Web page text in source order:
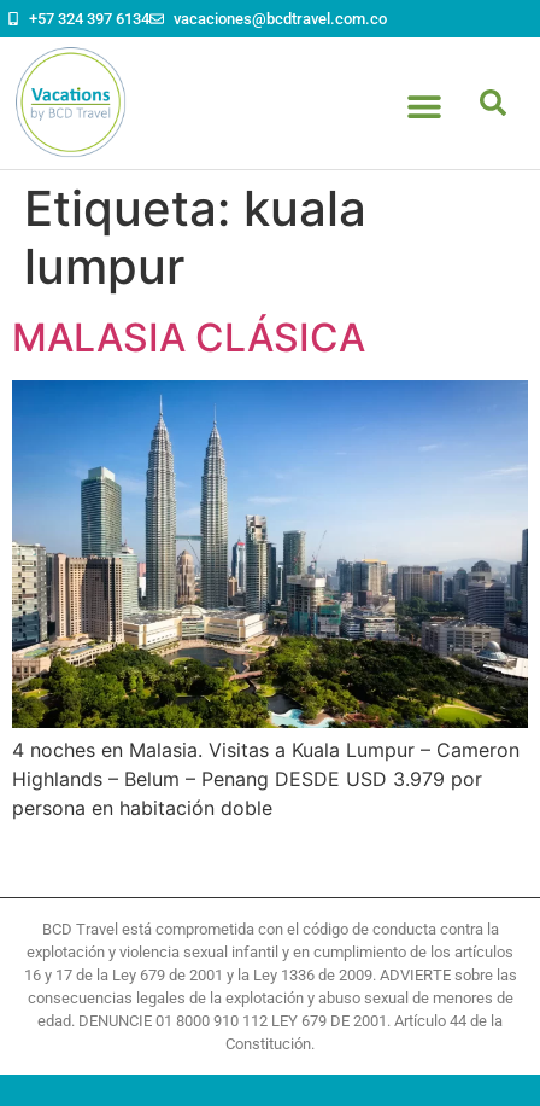
contenido
+57 324 397 6134 vacaciones@bcdtravel.com.co
Etiqueta: kuala
lumpur
MALASIA CLÁSICA
4 noches en Malasia. Visitas a Kuala Lumpur – Cameron
Highlands – Belum – Penang DESDE USD 3.979 por
persona en habitación doble
BCD Travel está comprometida con el código de conducta contra la
explotación y violencia sexual infantil y en cumplimiento de los artículos
16 y 17 de la Ley 679 de 2001 y la Ley 1336 de 2009. ADVIERTE sobre las
consecuencias legales de la explotación y abuso sexual de menores de
edad. DENUNCIE 01 8000 910 112 LEY 679 DE 2001. Artículo 44 de la
Constitución.